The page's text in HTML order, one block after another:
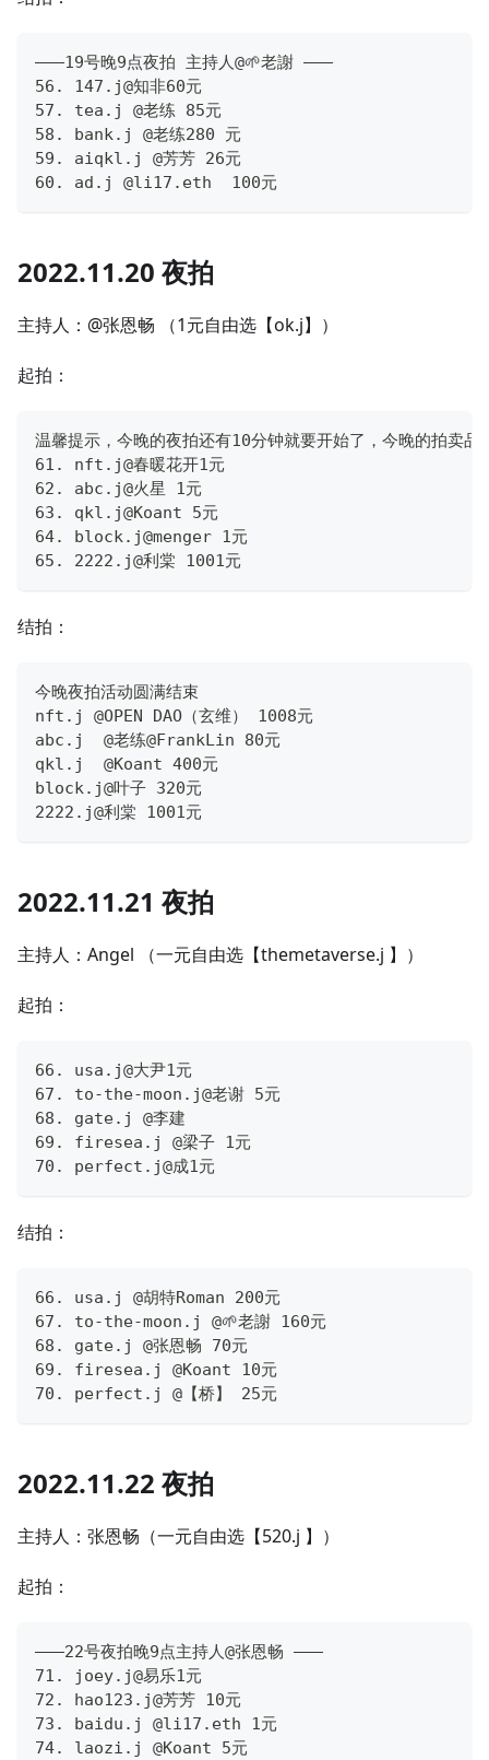
———19号晚9点夜拍 主持人@🌱老謝 ———
56. 147.j@知非60元
57. tea.j @老练 85元
58. bank.j @老练280 元
59. aiqkl.j @芳芳 26元
60. ad.j @li17.eth  100元
2022.11.20 夜拍
主持人：@张恩畅 （1元自由选【ok.j】）
起拍：
温馨提示，今晚的夜拍还有10分钟就要开始了，今晚的拍卖品
61. nft.j@春暖花开1元
62. abc.j@火星 1元
63. qkl.j@Koant 5元
64. block.j@menger 1元
65. 2222.j@利棠 1001元
结拍：
今晚夜拍活动圆满结束
nft.j @OPEN DAO（玄维） 1008元
abc.j  @老练@FrankLin 80元
qkl.j  @Koant 400元
block.j@叶子 320元
2222.j@利棠 1001元
2022.11.21 夜拍
主持人：Angel （一元自由选【themetaverse.j 】）
起拍：
66. usa.j@大尹1元
67. to-the-moon.j@老谢 5元
68. gate.j @李建
69. firesea.j @梁子 1元
70. perfect.j@成1元
结拍：
66. usa.j @胡特Roman 200元
67. to-the-moon.j @🌱老謝 160元
68. gate.j @张恩畅 70元
69. firesea.j @Koant 10元
70. perfect.j @【桥】 25元
2022.11.22 夜拍
主持人：张恩畅（一元自由选【520.j 】）
起拍：
———22号夜拍晚9点主持人@张恩畅 ———
71. joey.j@易乐1元
72. hao123.j@芳芳 10元
73. baidu.j @li17.eth 1元
74. laozi.j @Koant 5元